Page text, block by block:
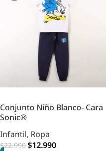
Conjunto Niño Blanco- Cara
Sonic®
Infantil, Ropa
$22.990 $12.990